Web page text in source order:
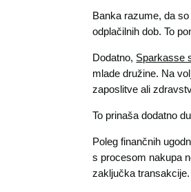
Banka razume, da
odplačilnih dob. To
Dodatno, Sparkasse
mlade družine. Na
zaposlitve ali
To prinaša dodatno
Poleg finančnih
s procesom nakupa
zaključka transakcije.